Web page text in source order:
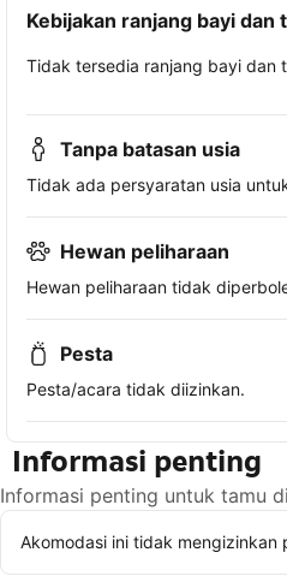
Kebijakan ranjang bayi
Tidak tersedia ranjang bayi dan
Tanpa batasan usia
Tidak ada persyaratan usia
Hewan peliharaan
Hewan peliharaan tidak
Pesta
Pesta/acara tidak diizinkan.
Informasi penting
Informasi penting untuk tamu
Akomodasi ini tidak mengizinkan